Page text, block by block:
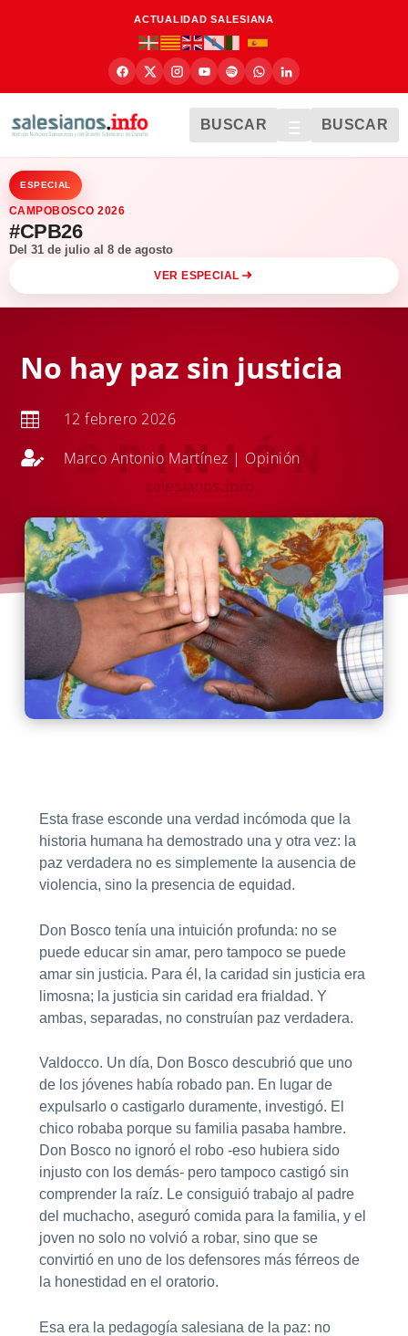
ACTUALIDAD SALESIANA
BUSCAR BUSCAR
ESPECIAL
CAMPOBOSCO 2026
#CPB26
Del 31 de julio al 8 de agosto
VER ESPECIAL
No hay paz sin justicia
 12 febrero 2026
 Marco Antonio Martínez | Opinión
Esta frase esconde una verdad incómoda que la
historia humana ha demostrado una y otra vez: la
paz verdadera no es simplemente la ausencia de
violencia, sino la presencia de equidad.
Don Bosco tenía una intuición profunda: no se
puede educar sin amar, pero tampoco se puede
amar sin justicia. Para él, la caridad sin justicia era
limosna; la justicia sin caridad era frialdad. Y
ambas, separadas, no construían paz verdadera.
Valdocco. Un día, Don Bosco descubrió que uno
de los jóvenes había robado pan. En lugar de
expulsarlo o castigarlo duramente, investigó. El
chico robaba porque su familia pasaba hambre.
Don Bosco no ignoró el robo -eso hubiera sido
injusto con los demás- pero tampoco castigó sin
comprender la raíz. Le consiguió trabajo al padre
del muchacho, aseguró comida para la familia, y el
joven no solo no volvió a robar, sino que se
convirtió en uno de los defensores más férreos de
la honestidad en el oratorio.
Esa era la pedagogía salesiana de la paz: no